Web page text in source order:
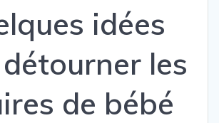
idées
les
de bébé